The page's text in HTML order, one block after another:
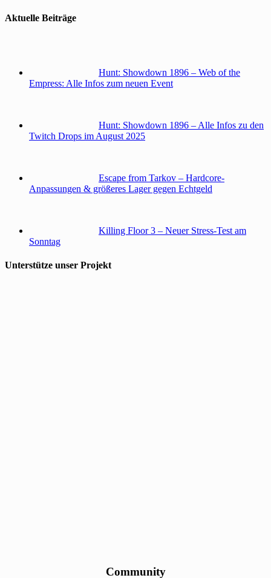
Aktuelle Beiträge
Hunt: Showdown 1896 – Web of the
Empress: Alle Infos zum neuen Event
Hunt: Showdown 1896 – Alle Infos zu den
Twitch Drops im August 2025
Escape from Tarkov – Hardcore-
Anpassungen & größeres Lager gegen Echtgeld
Killing Floor 3 – Neuer Stress-Test am
Sonntag
Unterstütze unser Projekt
Community